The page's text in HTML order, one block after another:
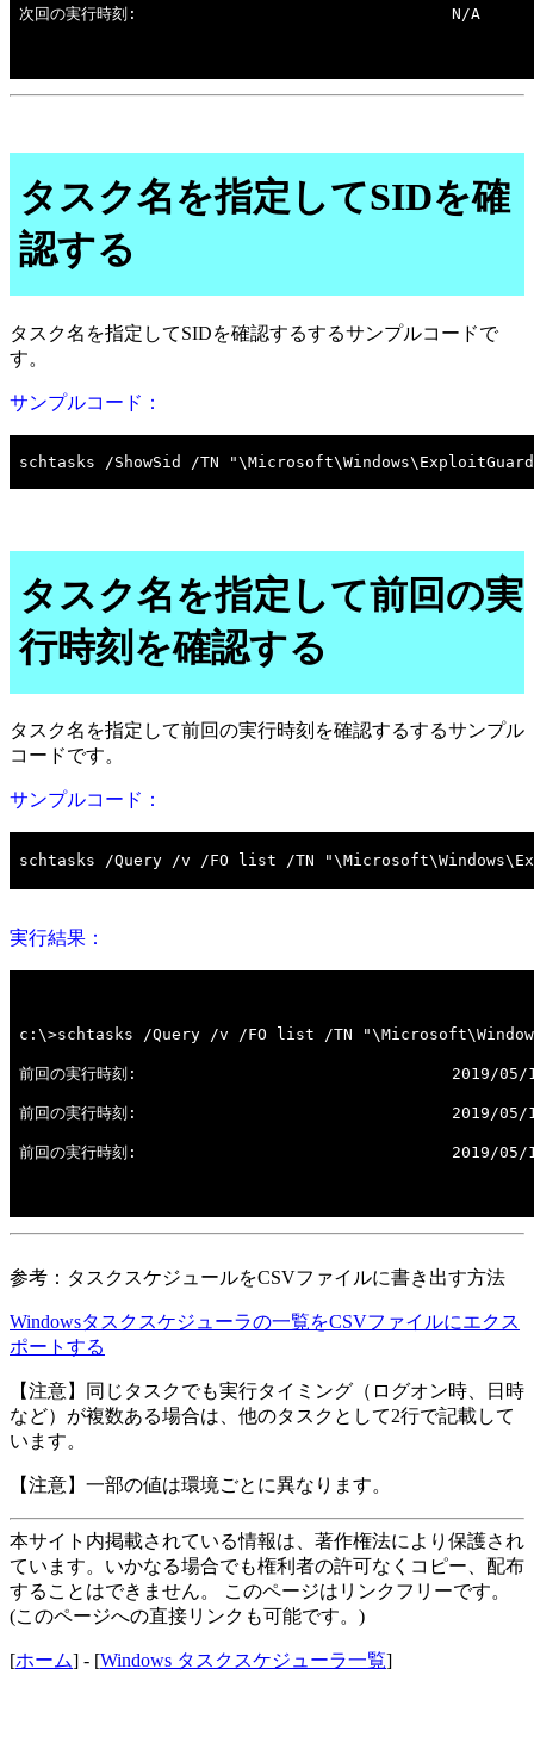
タスク名を指定してSIDを確
認する
タスク名を指定してSIDを確認するするサンプルコードで
す。
サンプルコード：
タスク名を指定して前回の実
行時刻を確認する
タスク名を指定して前回の実行時刻を確認するするサンプル
コードです。
サンプルコード：
実行結果：
参考：タスクスケジュールをCSVファイルに書き出す方法
Windowsタスクスケジューラの一覧をCSVファイルにエクス
ポートする
【注意】同じタスクでも実行タイミング（ログオン時、日時
など）が複数ある場合は、他のタスクとして2行で記載して
います。
【注意】一部の値は環境ごとに異なります。
本サイト内掲載されている情報は、著作権法により保護され
ています。いかなる場合でも権利者の許可なくコピー、配布
することはできません。 このページはリンクフリーです。
(このページへの直接リンクも可能です。)
[ホーム] - [Windows タスクスケジューラ一覧]